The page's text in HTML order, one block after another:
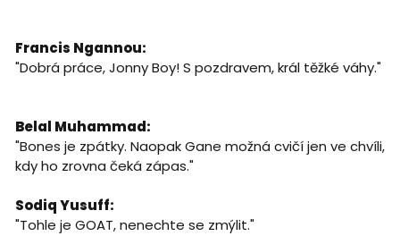
Francis Ngannou:
"Dobrá práce, Jonny Boy! S pozdravem, král těžké váhy."
Belal Muhammad:
"Bones je zpátky. Naopak Gane možná cvičí jen ve chvíli,
kdy ho zrovna čeká zápas."
Sodiq Yusuff:
"Tohle je GOAT, nenechte se zmýlit."